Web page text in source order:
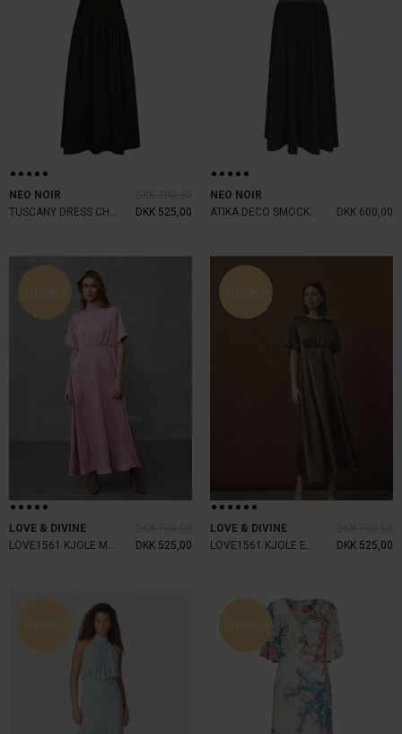
NEO NOIR
TUSCANY DRESS CHOCOLATE BROWN
DKK 525,00
NEO NOIR
ATIKA DECO SMOCK DRESS BROWN
DKK 600,00
UDSALG
LOVE & DIVINE
LOVE1561 KJOLE MAUVE
DKK 525,00
UDSALG
LOVE & DIVINE
LOVE1561 KJOLE EARTH
DKK 525,00
UDSALG UDSALG